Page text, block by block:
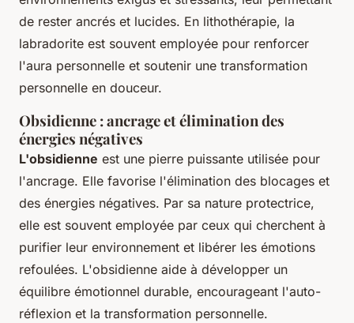
de rester ancrés et lucides. En lithothérapie, la
labradorite est souvent employée pour renforcer
l'aura personnelle et soutenir une transformation
personnelle en douceur.
Obsidienne : ancrage et élimination des
énergies négatives
L'obsidienne est une pierre puissante utilisée pour
l'ancrage. Elle favorise l'élimination des blocages et
des énergies négatives. Par sa nature protectrice,
elle est souvent employée par ceux qui cherchent à
purifier leur environnement et libérer les émotions
refoulées. L'obsidienne aide à développer un
équilibre émotionnel durable, encourageant l'auto-
réflexion et la transformation personnelle.